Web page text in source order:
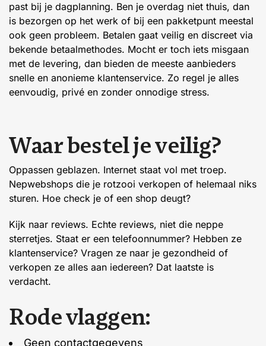
past bij je dagplanning. Ben je overdag niet thuis, dan
is bezorgen op het werk of bij een pakketpunt meestal
ook geen probleem. Betalen gaat veilig en discreet via
bekende betaalmethodes. Mocht er toch iets misgaan
met de levering, dan bieden de meeste aanbieders
snelle en anonieme klantenservice. Zo regel je alles
eenvoudig, privé en zonder onnodige stress.
Waarbesteljeveilig?
Oppassen geblazen. Internet staat vol met troep.
Nepwebshops die je rotzooi verkopen of helemaal niks
sturen. Hoe check je of een shop deugt?
Kijk naar reviews. Echte reviews, niet die neppe
sterretjes. Staat er een telefoonnummer? Hebben ze
klantenservice? Vragen ze naar je gezondheid of
verkopen ze alles aan iedereen? Dat laatste is
verdacht.
Rodevlaggen:
Geen contactgegevens